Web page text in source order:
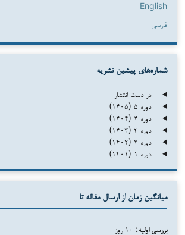
English
فارسی
شماره‌های پیشین نشریه
در دست انتشار
دوره ۵ (۱۴۰۵)
دوره ۴ (۱۴۰۴)
دوره ۳ (۱۴۰۳)
دوره ۲ (۱۴۰۲)
دوره ۱ (۱۴۰۱)
میانگین زمان از ارسال مقاله تا
بررسی اولیه: